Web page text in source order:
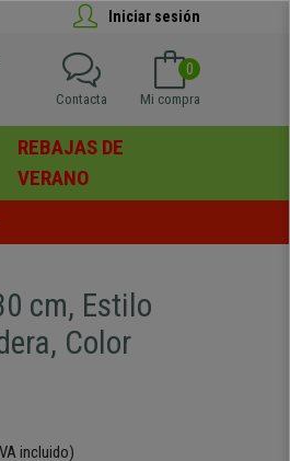
Iniciar sesión
0
Mi compra
Contacta
REBAJAS DE
VERANO
cm, Estilo
Color
incluido)